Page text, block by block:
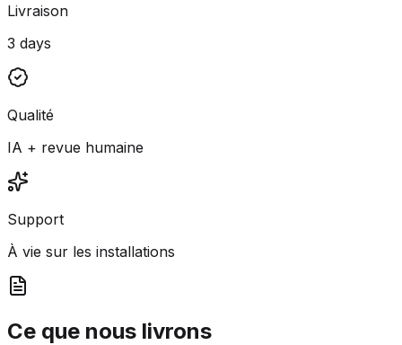
Livraison
3 days
Qualité
IA + revue humaine
Support
À vie sur les installations
Ce que nous livrons